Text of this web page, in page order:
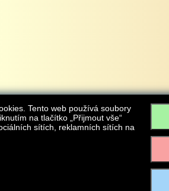
je AGROMARKET IRSI s.r.o., IČO:
Tento web používá soubory
na tlačítko „Přijmout vše“
sítích, reklamních sítích na